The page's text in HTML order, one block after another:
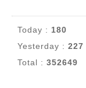
Today : 180
Yesterday : 227
Total : 352649